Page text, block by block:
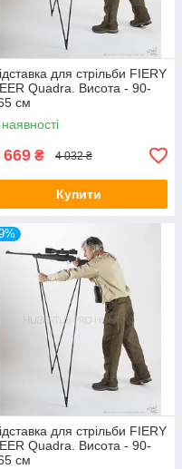
для стрільби FIERY
Quadra. Висота - 90-
см
669 ₴ 4 032 ₴
Купити
для стрільби FIERY
Quadra. Висота - 90-
см